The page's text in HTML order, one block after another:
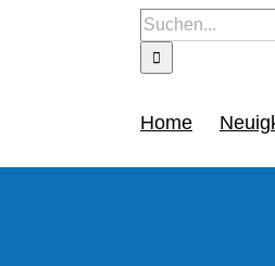
Suche
nach:
Home